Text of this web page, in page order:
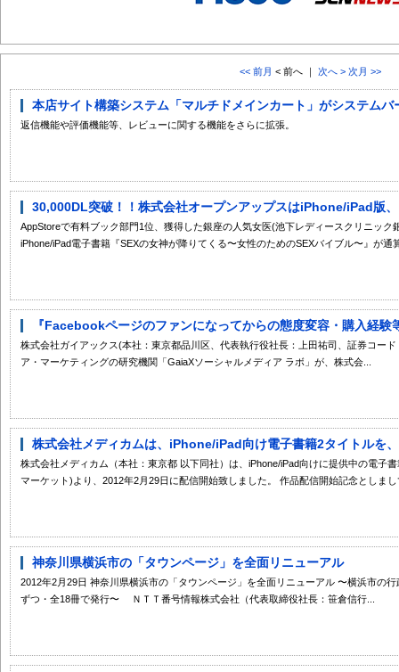
<< 前月 < 前へ ｜ 次へ > 次月 >>
本店サイト構築システム「マルチドメインカート」がシステムバ
返信機能や評価機能等、レビューに関する機能をさらに拡張。
30,000DL突破！！株式会社オープンアップスはiPhone/iPad版
AppStoreで有料ブック部門1位、獲得した銀座の人気女医(池下レディースクリニッ
iPhone/iPad電子書籍『SEXの女神が降りてくる〜女性のためのSEXバイブル〜』が通
『Facebookページのファンになってからの態度変容・購入経験
株式会社ガイアックス(本社：東京都品川区、代表執行役社長：上田祐司、証券コー
ア・マーケティングの研究機関「GaiaXソーシャルメディア ラボ」が、株式会...
株式会社メディカムは、iPhone/iPad向け電子書籍2タイトルを
株式会社メディカム（本社：東京都 以下同社）は、iPhone/iPad向けに提供中の電子
マーケット)より、2012年2月29日に配信開始致しました。 作品配信開始記念としまし
神奈川県横浜市の「タウンページ」を全面リニューアル
2012年2月29日 神奈川県横浜市の「タウンページ」を全面リニューアル 〜横浜市の
ずつ・全18冊で発行〜 ＮＴＴ番号情報株式会社（代表取締役社長：笹倉信行...